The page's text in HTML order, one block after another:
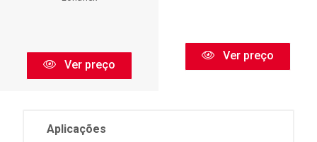
Ver preço
Ver preço
Aplicações